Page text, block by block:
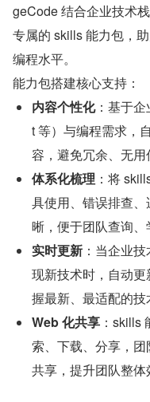
geCode 结合企业技术
专属的 skills 能力包，
编程水平。
能力包搭建核心支持：
内容个性化：基于
t 等）与编程需求，
容，避免冗余、无用
体系化梳理 ：将
具使用、错误排查
晰，便于团队查询、
实时更新 ：当企业
现新技术时，自动
握最新、最适配的技
Web 化共享 ：skills
索、下载、分享，
共享，提升团队整体